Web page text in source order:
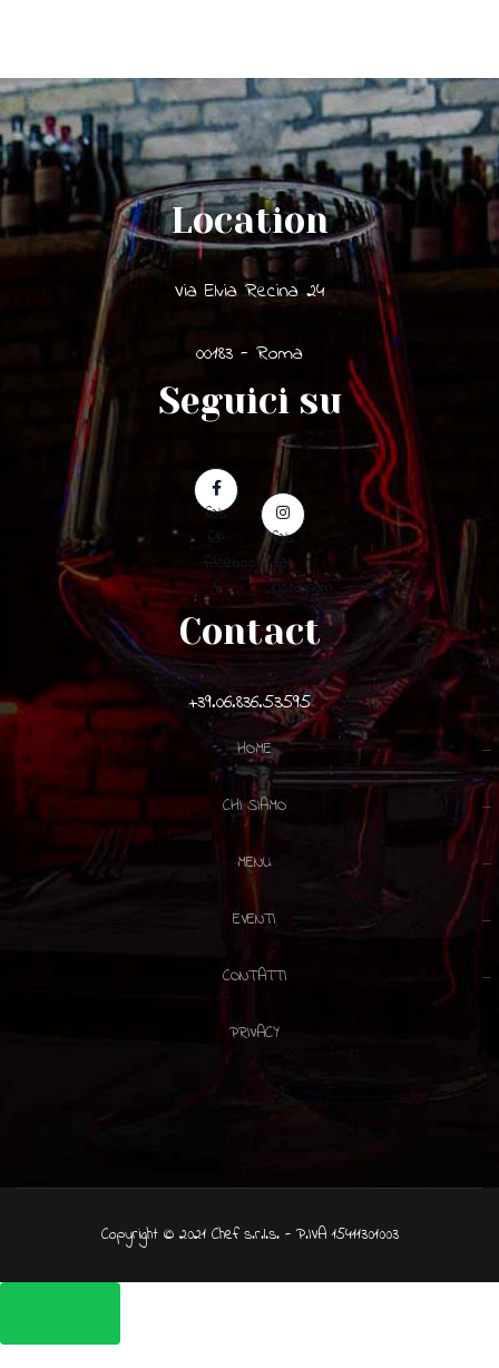
Location
Via Elvia Recina 24
00183 - Roma
Seguici su
fab
fa-
facebook-
f
fab
fa-
instagram
Contact
+39.06.836.53595
HOME
CHI SIAMO
MENU
EVENTI
CONTATTI
PRIVACY
Copyright © 2021 Chef s.r.l.s. - P.IVA 15411301003